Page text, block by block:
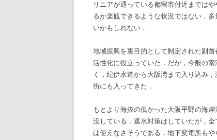
2008年の記事
2007年の記事
2006年の記事
リニアが通っている都留市付近までは
るか楽観できるような状況ではない．
いかもしれない．
地域振興を裏目的として制定された副
活性化に役立っていた．だが，今般の
く，紀伊水道から大阪湾まで入り込み
街にも入ってきた．
もとより海抜の低かった大阪平野の海
没している．遮水対策はしていたが，
は使えなさそうである．地下変電所も